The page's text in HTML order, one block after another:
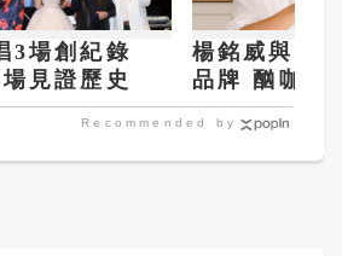
3場創紀錄
見證歷史
楊銘威與布
品牌 酗咖啡
Recommended by